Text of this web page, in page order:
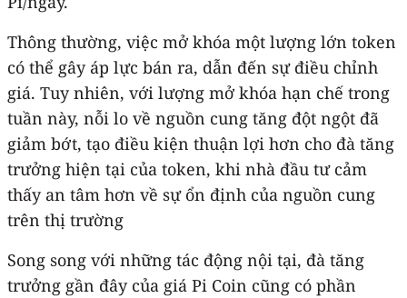
Thông thường, việc mở khóa một lượng lớn token
có thể gây áp lực bán ra, dẫn đến sự điều chỉnh
giá. Tuy nhiên, với lượng mở khóa hạn chế trong
tuần này, nỗi lo về nguồn cung tăng đột ngột đã
giảm bớt, tạo điều kiện thuận lợi hơn cho đà tăng
trưởng hiện tại của token, khi nhà đầu tư cảm
thấy an tâm hơn về sự ổn định của nguồn cung
trên thị trường
Song song với những tác động nội tại, đà tăng
trưởng gần đây của giá Pi Coin cũng có phần